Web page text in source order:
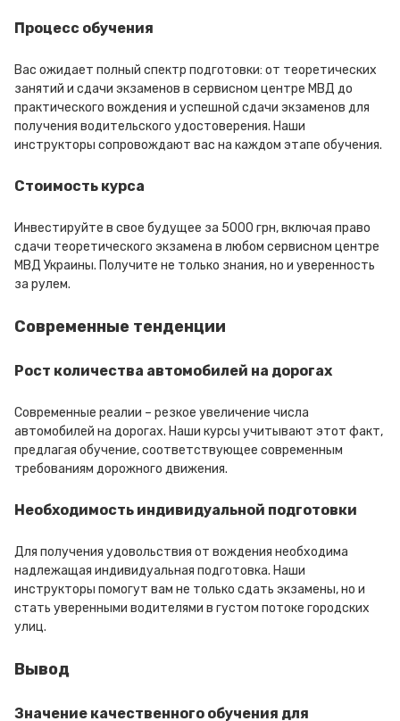
Процесс обучения
Вас ожидает полный спектр подготовки: от теоретических
занятий и сдачи экзаменов в сервисном центре МВД до
практического вождения и успешной сдачи экзаменов для
получения водительского удостоверения. Наши
инструкторы сопровождают вас на каждом этапе обучения.
Стоимость курса
Инвестируйте в свое будущее за 5000 грн, включая право
сдачи теоретического экзамена в любом сервисном центре
МВД Украины. Получите не только знания, но и уверенность
за рулем.
Современные тенденции
Рост количества автомобилей на дорогах
Современные реалии – резкое увеличение числа
автомобилей на дорогах. Наши курсы учитывают этот факт,
предлагая обучение, соответствующее современным
требованиям дорожного движения.
Необходимость индивидуальной подготовки
Для получения удовольствия от вождения необходима
надлежащая индивидуальная подготовка. Наши
инструкторы помогут вам не только сдать экзамены, но и
стать уверенными водителями в густом потоке городских
улиц.
Вывод
Значение качественного обучения для